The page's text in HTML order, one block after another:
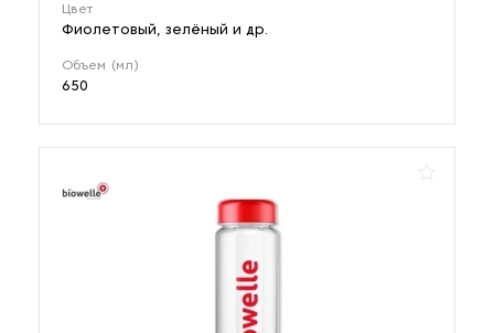
Цвет
Фиолетовый, зелёный и др.
Объем (мл)
650